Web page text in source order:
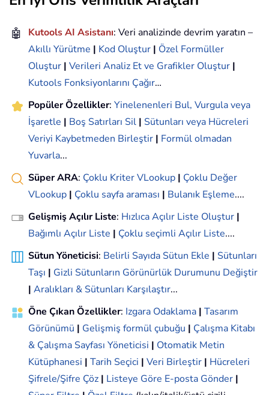
🤖 Kutools AI Asistanı: Veri analizinde devrim yaratın –
Akıllı Yürütme | Kod Oluştur | Özel Formüller
Oluştur | Verileri Analiz Et ve Grafikler Oluştur |
Kutools Fonksiyonlarını Çağır…
Popüler Özellikler: Yinelenenleri Bul, Vurgula veya
İşaretle | Boş Satırları Sil | Sütunları veya Hücreleri
Veriyi Kaybetmeden Birleştir | Formül olmadan
Yuvarla...
Süper ARA: Çoklu Kriter VLookup | Çoklu Değer
VLookup | Çoklu sayfa araması | Bulanık Eşleme....
Gelişmiş Açılır Liste: Hızlıca Açılır Liste Oluştur |
Bağımlı Açılır Liste | Çoklu seçimli Açılır Liste....
Sütun Yöneticisi: Belirli Sayıda Sütun Ekle | Sütunları
Taşı | Gizli Sütunların Görünürlük Durumunu Değiştir
| Aralıkları & Sütunları Karşılaştır...
Öne Çıkan Özellikler: Izgara Odaklama | Tasarım
Görünümü | Gelişmiş formül çubuğu | Çalışma Kitabı
& Çalışma Sayfası Yöneticisi | Otomatik Metin
Kütüphanesi | Tarih Seçici | Veri Birleştir | Hücreleri
Şifrele/Şifre Çöz | Listeye Göre E-posta Gönder |